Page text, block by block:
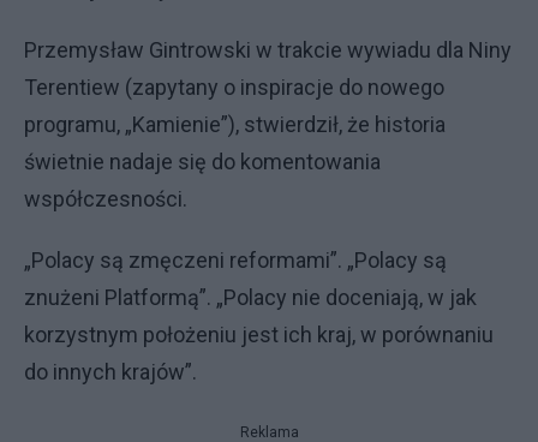
Przemysław Gintrowski w trakcie wywiadu dla Niny
Terentiew (zapytany o inspiracje do nowego
programu, „Kamienie”), stwierdził, że historia
świetnie nadaje się do komentowania
współczesności.
„Polacy są zmęczeni reformami”. „Polacy są
znużeni Platformą”. „Polacy nie doceniają, w jak
korzystnym położeniu jest ich kraj, w porównaniu
do innych krajów”.
Reklama